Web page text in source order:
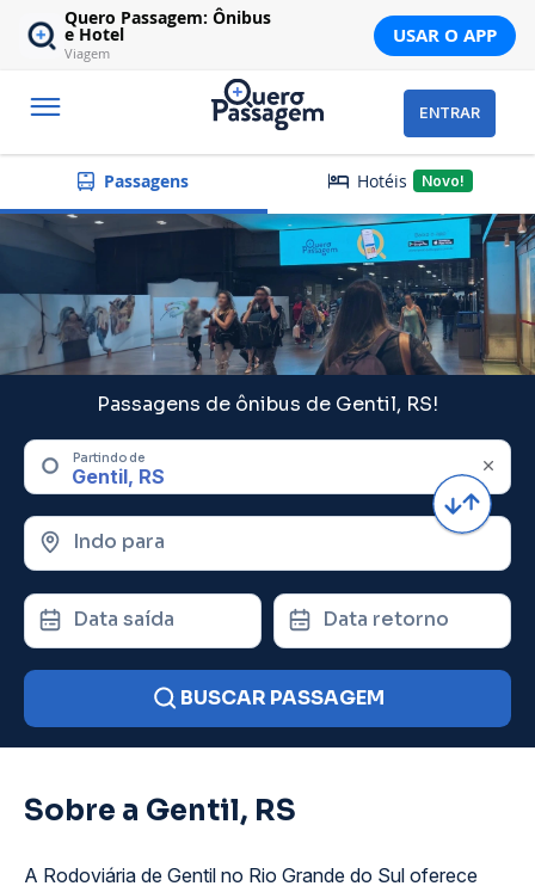
Quero Passagem: Ônibus
e Hotel
Viagem
USAR O APP
ENTRAR
Passagens Hotéis Novo!
Passagens de ônibus de Gentil, RS!
Partindo de
Indo para
Data saída Data retorno
BUSCAR PASSAGEM
Sobre a Gentil, RS
A Rodoviária de Gentil no Rio Grande do Sul oferece